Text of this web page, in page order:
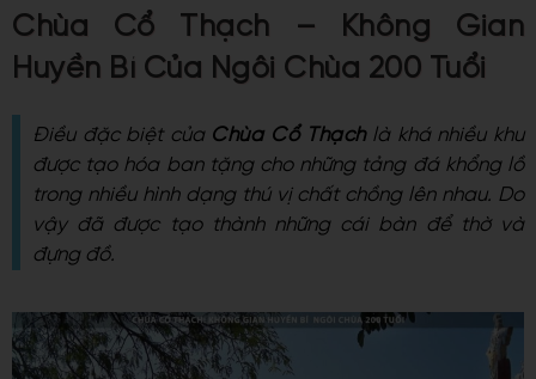
Chùa Cổ Thạch – Không Gian
Huyền Bí Của Ngôi Chùa 200 Tuổi
Điều đặc biệt của Chùa Cổ Thạchlà khá nhiều khu
được tạo hóa ban tặng cho những tảng đá khổng lồ
trong nhiều hình dạng thú vị chất chồng lên nhau. Do
vậy đã được tạo thành những cái bàn để thờ và
đựng đồ.